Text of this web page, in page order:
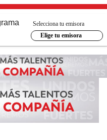
Selecciona tu emisora
Elige tu emisora